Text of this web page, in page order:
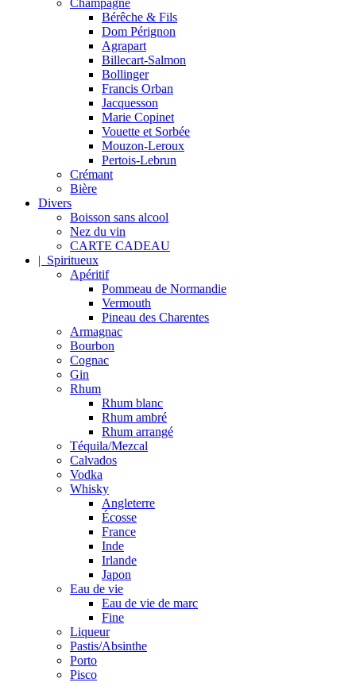
Champagne
Bérêche & Fils
Dom Pérignon
Agrapart
Billecart-Salmon
Bollinger
Francis Orban
Jacquesson
Marie Copinet
Vouette et Sorbée
Mouzon-Leroux
Pertois-Lebrun
Crémant
Bière
Divers
Boisson sans alcool
Nez du vin
CARTE CADEAU
| Spiritueux
Apéritif
Pommeau de Normandie
Vermouth
Pineau des Charentes
Armagnac
Bourbon
Cognac
Gin
Rhum
Rhum blanc
Rhum ambré
Rhum arrangé
Téquila/Mezcal
Calvados
Vodka
Whisky
Angleterre
Écosse
France
Inde
Irlande
Japon
Eau de vie
Eau de vie de marc
Fine
Liqueur
Pastis/Absinthe
Porto
Pisco